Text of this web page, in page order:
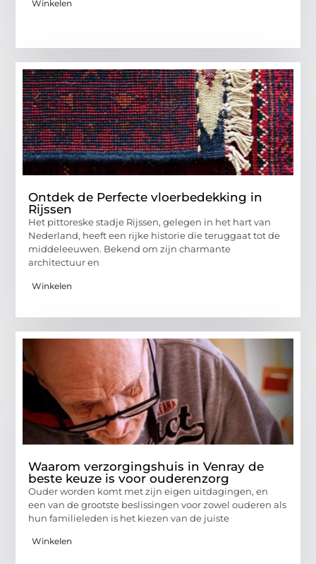
Winkelen
Ontdek de Perfecte vloerbedekking in
Rijssen
Het pittoreske stadje Rijssen, gelegen in het hart van
Nederland, heeft een rijke historie die teruggaat tot de
middeleeuwen. Bekend om zijn charmante
architectuur en
Winkelen
Waarom verzorgingshuis in Venray de
beste keuze is voor ouderenzorg
Ouder worden komt met zijn eigen uitdagingen, en
een van de grootste beslissingen voor zowel ouderen als
hun familieleden is het kiezen van de juiste
Winkelen